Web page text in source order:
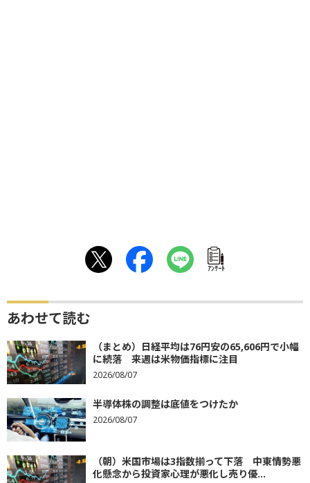
ｱﾝｹｰﾄ
あわせて読む
（まとめ）日経平均は76円安の65,606円で小幅
に続落 来週は米物価指標に注目
2026/08/07
半導体株の調整は底値をつけたか
2026/08/07
（朝）米国市場は3指数揃って下落 中東情勢悪
化懸念から投資家心理が悪化し売り優...